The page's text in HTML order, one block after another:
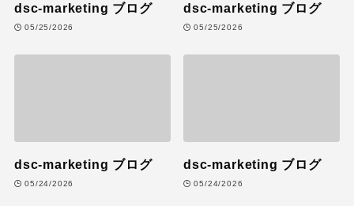
dsc-marketing ブログ
05/25/2026
dsc-marketing ブログ
05/25/2026
dsc-marketing ブログ
05/24/2026
dsc-marketing ブログ
05/24/2026